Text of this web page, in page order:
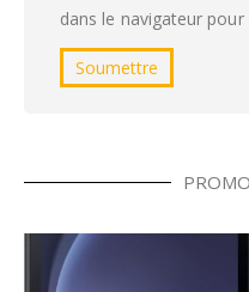
dans le navigateur